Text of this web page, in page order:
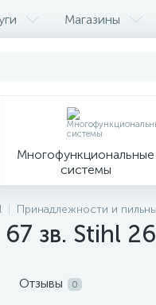
Магазины
Многофункциональные
системы
Сувенирная
Принадлежности и
зв. Stihl
Отзывы 0